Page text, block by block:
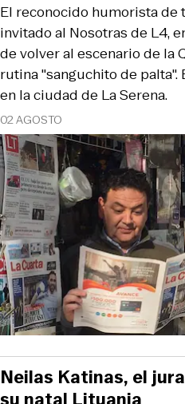
02 AGOSTO
El reconocido humorista
invitado al Nosotras de L4,
de volver al escenario de la
rutina "sanguchito de
en la ciudad de La Serena.
Neilas Katinas, el